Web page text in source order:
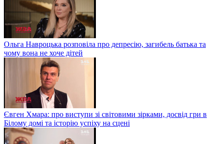
Ольга Навроцька розповіла про депресію, загибель батька та
чому вона не хоче дітей
Євген Хмара: про виступи зі світовими зірками, досвід гри в
Білому домі та історію успіху на сцені